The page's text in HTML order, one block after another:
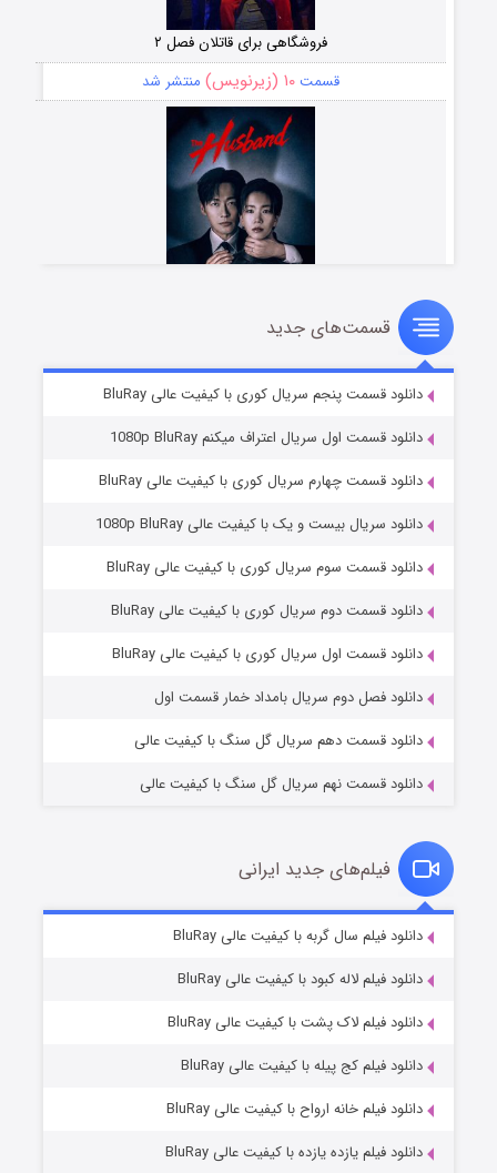
فروشگاهی برای قاتلان فصل ۲
قسمت۱۰ (زیرنویس) منتشر شد
قسمت۸ (زیرنویس) منتشر شد
عملیات آپارتمان
قسمت۲ (زیرنویس) منتشر شد
قسمت۲ (زیرنویس) منتشر شد
قسمت‌های جدید
دانلود قسمت پنجم سریال کوری با کیفیت عالی BluRay
دانلود قسمت اول سریال اعتراف میکنم 1080p BluRay
دانلود قسمت چهارم سریال کوری با کیفیت عالی BluRay
دانلود سریال بیست و یک با کیفیت عالی 1080p BluRay
دانلود قسمت سوم سریال کوری با کیفیت عالی BluRay
دانلود قسمت دوم سریال کوری با کیفیت عالی BluRay
دانلود قسمت اول سریال کوری با کیفیت عالی BluRay
دانلود فصل دوم سریال بامداد خمار قسمت اول
دانلود قسمت دهم سریال گل سنگ با کیفیت عالی
دانلود قسمت نهم سریال گل سنگ با کیفیت عالی
فیلم‌های جدید ایرانی
دانلود فیلم سال گربه با کیفیت عالی BluRay
دانلود فیلم لاله کبود با کیفیت عالی BluRay
دانلود فیلم لاک پشت با کیفیت عالی BluRay
دانلود فیلم کج‌ پیله با کیفیت عالی BluRay
دانلود فیلم خانه ارواح با کیفیت عالی BluRay
دانلود فیلم یازده یازده با کیفیت عالی BluRay